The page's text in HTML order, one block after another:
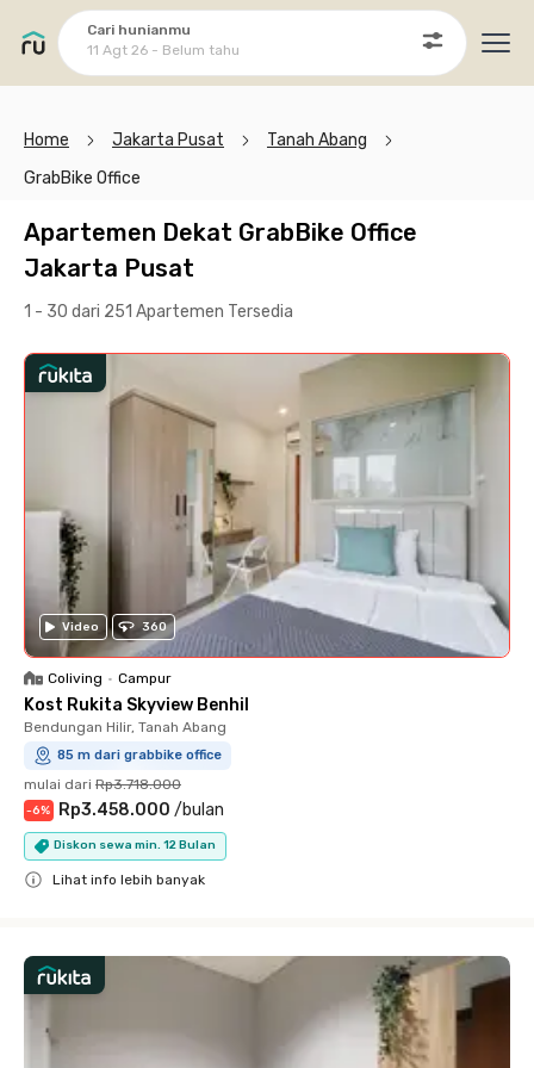
Cari hunianmu
11 Agt 26 - Belum tahu
Home Jakarta Pusat
Tanah Abang
GrabBike Office
Apartemen Dekat GrabBike Office
Jakarta Pusat
1 - 30 dari 251 Apartemen Tersedia
Video 360
Coliving • Campur
Kost Rukita Skyview Benhil
Bendungan Hilir, Tanah Abang
85 m dari grabbike office
mulai dari Rp3.718.000
-6% Rp3.458.000 /bulan
Diskon sewa min. 12 Bulan
Lihat info lebih banyak